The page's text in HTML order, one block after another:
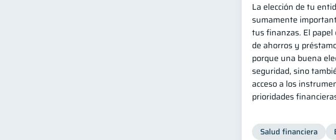
La elección de tu
sumamente
tus finanzas. El papel
de ahorros y
porque una buena
seguridad, sino
acceso a los
prioridades
Salud financiera